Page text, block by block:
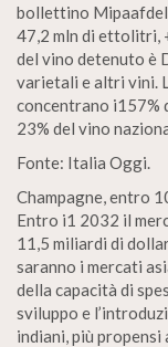
bollettino Mipaafdel
47,2 mln di ettolitri,
del vino detenuto è
varietali e altri vini.
concentrano i157%
23% del vino
Fonte: Italia Oggi.
Champagne, entro
Entro i1 2032 il
11,5 miliardi di
saranno i mercati
della capacità di
sviluppo e
indiani, più propensi